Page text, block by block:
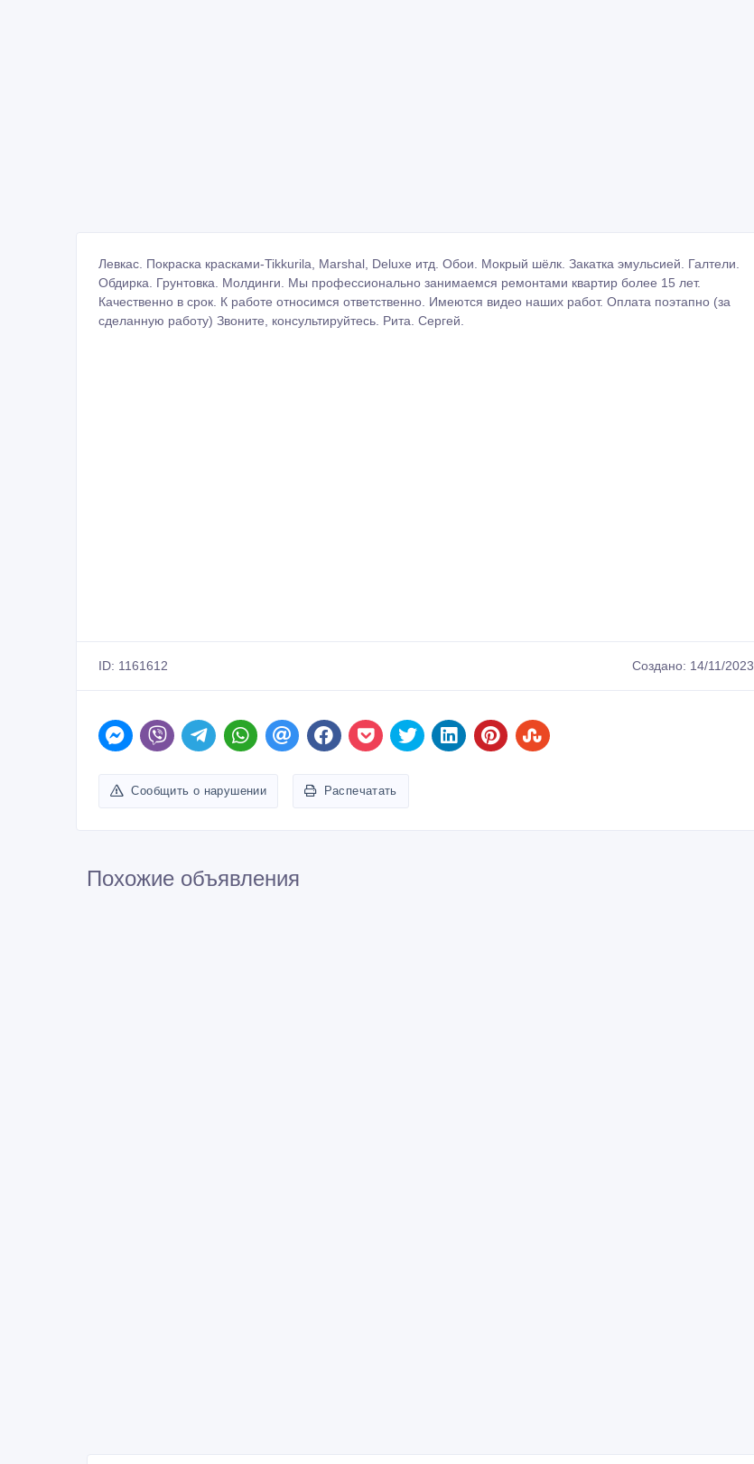
Левкас. Покраска красками-Tikkurila, Marshal, Deluxe итд. Обои. Мокрый шёлк. Закатка эмульсией. Галтели.
Обдирка. Грунтовка. Молдинги. Мы профессионально занимаемся ремонтами квартир более 15 лет.
Качественно в срок. К работе относимся ответственно. Имеются видео наших работ. Оплата поэтапно (за
сделанную работу) Звоните, консультируйтесь. Рита. Сергей.
ID: 1161612 Создано: 14/11/2023
Сообщить о нарушении Распечатать
Похожие объявления